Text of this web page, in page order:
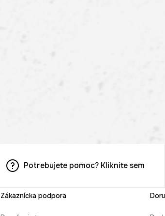
Potrebujete pomoc? Kliknite sem
Zákaznícka podpora